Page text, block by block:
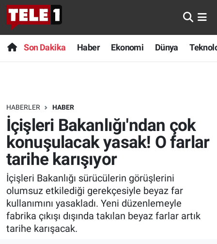
Son Dakika Haber Ekonomi Dünya
HABERLER HABER
İçişleri Bakanlığı'ndan çok
konuşulacak yasak! O farlar
tarihe karışıyor
İçişleri Bakanlığı sürücülerin görüşlerini
olumsuz etkilediği gerekçesiyle beyaz far
kullanımını yasakladı. Yeni düzenlemeyle
fabrika çıkışı dışında takılan beyaz farlar artık
tarihe karışacak.
Anında Manşet
Başka Sohbetler
Bilim turu
Bilim ve Teknoloji Evreni
Doğa Konuşuyor
Ege Saati
Ege'den Esintiler
Son Dakika
Haber
Dünya
Teknoloji
Sağlık
Yayın Akışı
İletişim
Nöbetçi Eczaneler
Hava Durumu
Trafik Durumu
Süper Lig Puan Durumu ve Fikstür
Tüm Manşetler
Son Dakika Haberleri
Haber Arşivi